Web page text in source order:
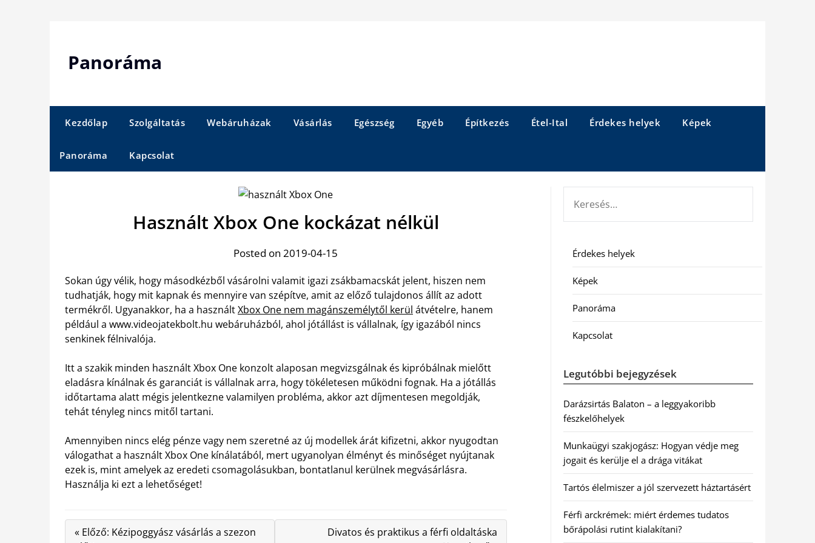
Panoráma
Kezdőlap Szolgáltatás Webáruházak Vásárlás Egészség Egyéb Építkezés Étel-Ital Érdekes helyek Képek
Panoráma Kapcsolat
Használt Xbox One kockázat nélkül
Posted on 2019-04-15
Sokan úgy vélik, hogy másodkézből vásárolni valamit igazi zsákbamacskát jelent, hiszen nem
tudhatják, hogy mit kapnak és mennyire van szépítve, amit az előző tulajdonos állít az adott
termékről. Ugyanakkor, ha a használtXbox One nem magánszemélytől kerül átvételre, hanem
például a www.videojatekbolt.hu webáruházból, ahol jótállást is vállalnak, így igazából nincs
senkinek félnivalója.
Itt a szakik minden használt Xbox One konzolt alaposan megvizsgálnak és kipróbálnak mielőtt
eladásra kínálnak és garanciát is vállalnak arra, hogy tökéletesen működni fognak. Ha a jótállás
időtartama alatt mégis jelentkezne valamilyen probléma, akkor azt díjmentesen megoldják,
tehát tényleg nincs mitől tartani.
Amennyiben nincs elég pénze vagy nem szeretné az új modellek árát kifizetni, akkor nyugodtan
válogathat a használt Xbox One kínálatából, mert ugyanolyan élményt és minőséget nyújtanak
ezek is, mint amelyek az eredeti csomagolásukban, bontatlanul kerülnek megvásárlásra.
Használja ki ezt a lehetőséget!
« Előző: Kézipoggyász vásárlás a szezon
Divatos és praktikus a férfi oldaltáska
Érdekes helyek
Képek
Panoráma
Kapcsolat
Legutóbbi bejegyzések
Darázsirtás Balaton – a leggyakoribb
fészkelőhelyek
Munkaügyi szakjogász: Hogyan védje meg
jogait és kerülje el a drága vitákat
Tartós élelmiszer a jól szervezett háztartásért
Férfi arckrémek: miért érdemes tudatos
bőrápolási rutint kialakítani?